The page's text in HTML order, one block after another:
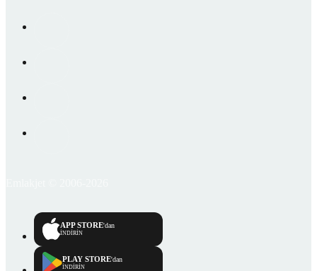
APP STORE'dan
İNDİRİN
PLAY STORE'dan
İNDİRİN